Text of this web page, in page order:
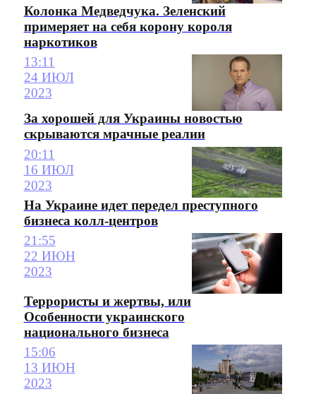
Колонка Медведчука. Зеленский
примеряет на себя корону короля
наркотиков
13:11
24 ИЮЛ
2023
За хорошей для Украины новостью
скрываются мрачные реалии
20:11
16 ИЮЛ
2023
На Украине идет передел преступного
бизнеса колл-центров
21:55
22 ИЮН
2023
Террористы и жертвы, или
Особенности украинского
национального бизнеса
15:06
13 ИЮН
2023